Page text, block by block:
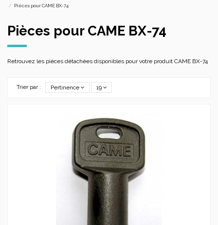
Pièces pour CAME BX-74
Pièces pour CAME BX-74
Retrouvez les pièces détachées disponibles pour votre produit CAME BX-74
Trier par : Pertinence 19